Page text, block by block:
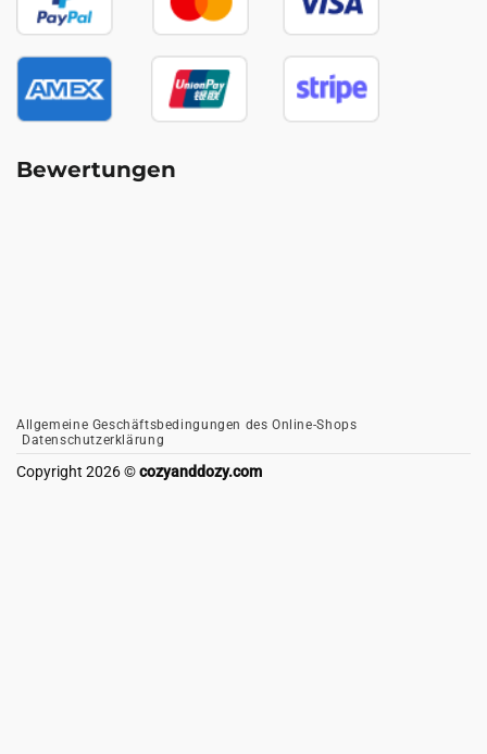
Bewertungen
Allgemeine Geschäftsbedingungen des Online-Shops
Datenschutzerklärung
Copyright 2026 ©cozyanddozy.com